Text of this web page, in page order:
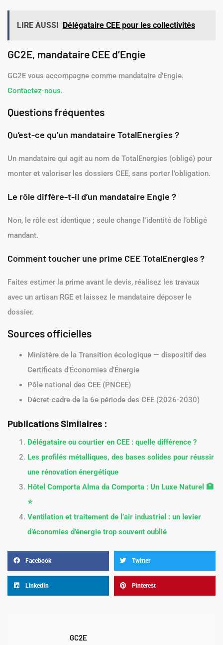
LIRE AUSSI Délégataire CEE pour les collectivités
GC2E, mandataire CEE d’Engie
GC2E vous accompagne comme mandataire d’Engie.
Contactez-nous.
Questions fréquentes
Qu’est-ce qu’un mandataire TotalEnergies ?
Un mandataire qui agit au nom de TotalEnergies (obligé) pour
monter et valoriser les dossiers CEE, sans porter l’obligation.
Le rôle diffère-t-il d’un mandataire Engie ?
Non, le rôle est identique ; seule change l’identité de l’obligé
mandant.
Comment toucher une prime CEE TotalEnergies ?
Faites estimer la prime avant le devis, réalisez les travaux
avec un artisan RGE et laissez le mandataire déposer le
dossier.
Sources officielles
Ministère de la Transition écologique — dispositif des
Certificats d’Économies d’Énergie
Pôle national des CEE (PNCEE)
Décret-cadre de la 6e période des CEE (2026-2030)
Publications Similaires :
Délégataire ou courtier en CEE : quelle différence ?
Les profilés métalliques, des bases solides pour réussir
une rénovation énergétique
Hôtel Comporta Alma da Comporta : Un Luxe Naturel 🏥
⭐️
Ventilation et traitement de l’air industriel : un levier
d’économies d’énergie trop souvent oublié
Facebook Twitter
LinkedIn Pinterest
GC2E